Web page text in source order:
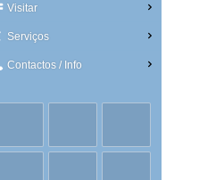
Visitar
Serviços
Contactos / Info